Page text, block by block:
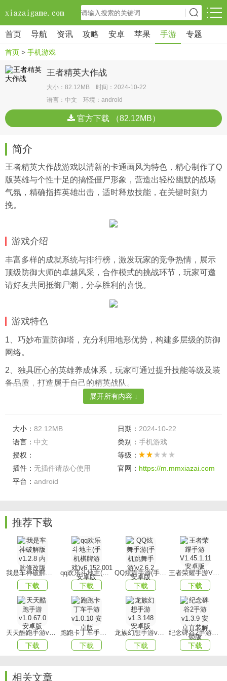
首页 导航 资讯 攻略 安卓 苹果 手游 专题
首页 > 手机游戏
王者精英大作战
大小：82.12MB 时间：2024-10-22
语言：中文 环境：android
官方下载 （82.12MB）
简介
王者精英大作战游戏以清新的卡通画风为特色，精心制作了Q
版英雄与个性十足的搞怪僵尸形象，营造出轻松幽默的战场
气氛，精确指挥英雄出击，适时释放技能，在关键时刻力
挽。
游戏介绍
丰富多样的成就系统与排行榜，激发玩家的竞争热情，展示
顶级防御大师的卓越风采，合作模式的挑战环节，玩家可邀
请好友共同抵御尸潮，分享胜利的喜悦。
游戏特色
1、巧妙布置防御塔，充分利用地形优势，构建多层级的防御
网络。
2、独具匠心的英雄养成体系，玩家可通过提升技能等级及装
备品质，打造属于自己的精英战队。
3、随着动态地图与模拟昼夜的变换，玩家需要灵活应对，规
游戏亮点
1、多元化的防御塔设计与英雄技能紧密结合，为玩家搭建起
丰富多彩的战术组合防线。
2、深入分析僵尸类型与行进路线，有针对性地部署防御设
实力。
游戏优势
1、合理分配资源进行升级，优先强化主要输出塔与关键路径
的防御。
2、适时运用各类道具，如瞬间增援、全屏冻结等，有效应对
大规模尸潮的冲击。
3、巧妙借助场景中的障碍物进行掩护射击，降低自身受到的
伤害。
游戏玩法
1、根据不同僵尸种类，量身定制武器强化路线，提升战斗效
展开所有内容 ↓
大小： 82.12MB 日期： 2024-10-22
语言： 中文 类别： 手机游戏
授权：
等级：
插件： 无插件请放心使用 官网： https://m.mmxiazai.com
平台： android
推荐下载
我是车神破解版v1.2.8 内购修改版
下载
qq欢乐斗地主(手机棋牌游戏)v6.152.001安卓版
下载
QQ炫舞手游(手机跳舞手游)v2.6.2 安卓版
下载
王者荣耀手游V1.45.1.11 安卓版
下载
天天酷跑手游v1.0.67.0安卓版
下载
跑跑卡丁车手游v1.0.10 安卓版
下载
龙族幻想手游v1.3.148 安卓版
下载
纪念碑谷2手游v1.3.9 安卓直装解锁版
下载
相关文章